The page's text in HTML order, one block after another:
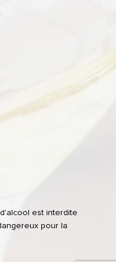
est interdite
pour la